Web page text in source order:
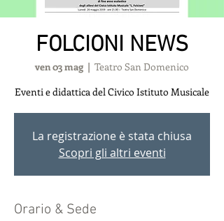
FOLCIONI NEWS
ven 03 mag
  |
Teatro San Domenico
Eventi e didattica del Civico Istituto Musicale
La registrazione è stata chiusa
Scopri gli altri eventi
Orario & Sede